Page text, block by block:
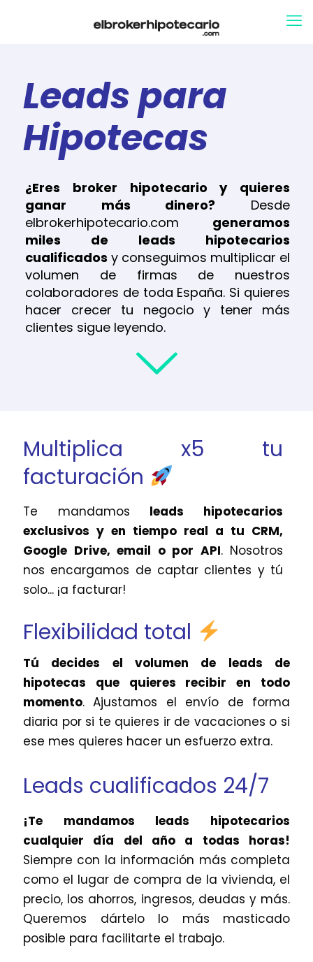
Leads para
Hipotecas
¿Eres broker hipotecario y quieres
ganar más dinero? Desde
elbrokerhipotecario.com generamos
miles de leads hipotecarios
cualificados y conseguimos multiplicar el
volumen de firmas de nuestros
colaboradores de toda España. Si quieres
hacer crecer tu negocio y tener más
clientes sigue leyendo.
Multiplica x5 tu
facturación
Te mandamos leads hipotecarios
exclusivos y en tiempo real a tu CRM,
Google Drive, email o por API. Nosotros
nos encargamos de captar clientes y tú
solo... ¡a facturar!
Flexibilidad total
Tú decides el volumen de leads de
hipotecas que quieres recibir en todo
momento. Ajustamos el envío de forma
diaria por si te quieres ir de vacaciones o si
ese mes quieres hacer un esfuerzo extra.
Leads cualificados 24/7
¡Te mandamos leads hipotecarios
cualquier día del año a todas horas!
Siempre con la información más completa
como el lugar de compra de la vivienda, el
precio, los ahorros, ingresos, deudas y más.
Queremos dártelo lo más masticado
posible para facilitarte el trabajo.